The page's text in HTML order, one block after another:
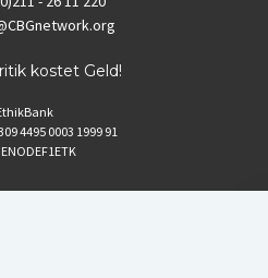
kostet Geld!
4495 0003 1999 91